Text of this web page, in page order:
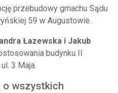
przebudowy gmachu Sądu
59 w Augustowie.
Łazewska i Jakub
budynku II
3 Maja.
o wszystkich